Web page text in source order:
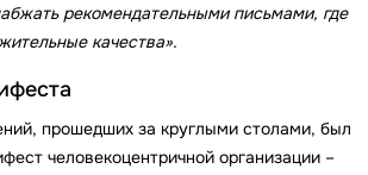
рекомендательными письмами, где
качества».
прошедших за круглыми столами, был
человекоцентричной организации –